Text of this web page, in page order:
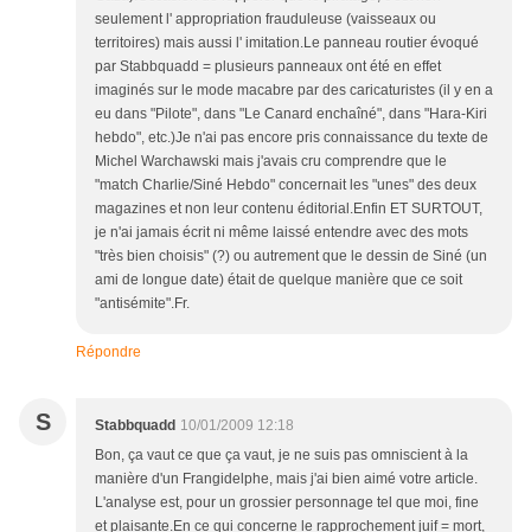
seulement l' appropriation frauduleuse (vaisseaux ou
territoires) mais aussi l' imitation.Le panneau routier évoqué
par Stabbquadd = plusieurs panneaux ont été en effet
imaginés sur le mode macabre par des caricaturistes (il y en a
eu dans "Pilote", dans "Le Canard enchaîné", dans "Hara-Kiri
hebdo", etc.)Je n'ai pas encore pris connaissance du texte de
Michel Warchawski mais j'avais cru comprendre que le
"match Charlie/Siné Hebdo" concernait les "unes" des deux
magazines et non leur contenu éditorial.Enfin ET SURTOUT,
je n'ai jamais écrit ni même laissé entendre avec des mots
"très bien choisis" (?) ou autrement que le dessin de Siné (un
ami de longue date) était de quelque manière que ce soit
"antisémite".Fr.
Répondre
S Stabbquadd 10/01/2009 12:18
Bon, ça vaut ce que ça vaut, je ne suis pas omniscient à la
manière d'un Frangidelphe, mais j'ai bien aimé votre article.
L'analyse est, pour un grossier personnage tel que moi, fine
et plaisante.En ce qui concerne le rapprochement juif = mort,